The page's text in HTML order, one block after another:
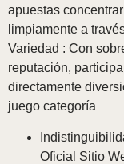
apuestas
limpiamente a
Variedad : Con
reputación,
directamente
juego categoría
Oficial Sitio